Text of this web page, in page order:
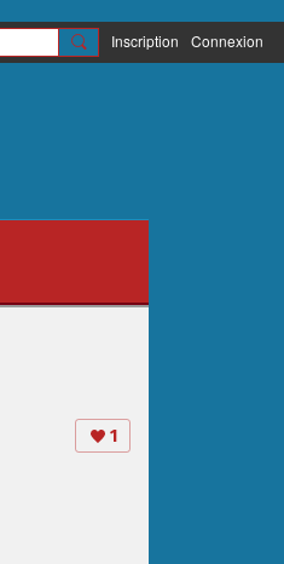
Inscription Connexion
1